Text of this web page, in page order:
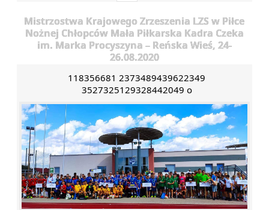
Mistrzostwa Krajowego Zrzeszenia LZS w Piłce
Nożnej Chłopców Mała Piłkarska Kadra Czeka
im. Marka Procyszyna – Reńska Wieś, 24-
26.08.2020
118356681 2373489439622349
3527325129328442049 o